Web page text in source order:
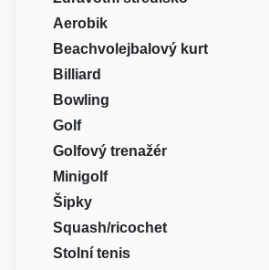
Aerobik
Beachvolejbalový kurt
Billiard
Bowling
Golf
Golfový trenažér
Minigolf
Šipky
Squash/ricochet
Stolní tenis